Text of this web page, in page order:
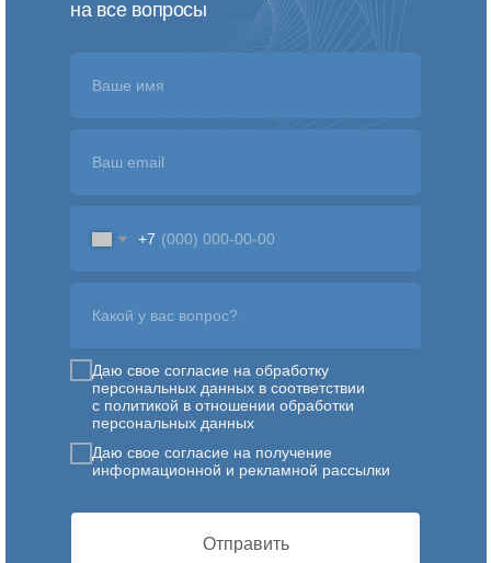
Ваше имя
Ваш email
+7
Какой у вас вопрос?
Даю свое согласие на обработку
персональных данных в соответствии
с политикой в отношении обработки
персональных данных
Даю свое согласие на получение
информационной и рекламной рассылки
Отправить
на все вопросы